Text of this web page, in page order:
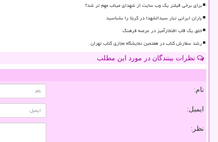
برای برخی فیلتر یک وب سایت از شهدای میناب مهم تر شد؟
یاران ایرانی تبار سیدالشهدا در کربلا را بشناسید
خلق یک قاب افتخارآمیز در عرصه فرهنگ
رشد سفارش کتاب در هفتمین نمایشگاه مجازی کتاب تهران
نظرات بینندگان در مورد این مطلب
نام:
ایمیل:
نظر: